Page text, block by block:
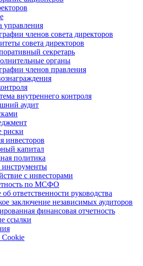
управления
членов совета директоров
совета директоров
секретарь
органы
членов правления
внутреннего контроля
аудит
риски
инвесторов
капитал
политика
с инвеcторами
по МСФО
об ответственности руководства
заключение независимых аудиторов
финансовая отчетность
ссылки